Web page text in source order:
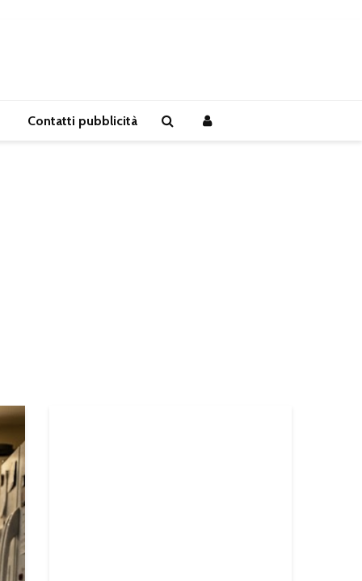
Contatti pubblicità